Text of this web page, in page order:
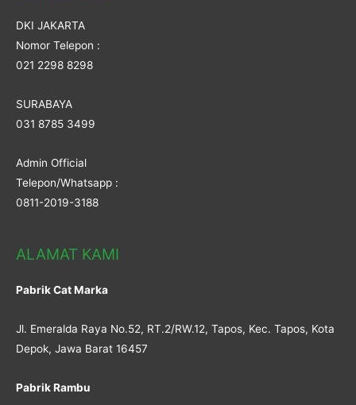
DKI JAKARTA
Nomor Telepon :
021 2298 8298
SURABAYA
031 8785 3499
Admin Official
Telepon/Whatsapp :
0811-2019-3188
ALAMAT KAMI
Pabrik Cat Marka
Jl. Emeralda Raya No.52, RT.2/RW.12, Tapos, Kec. Tapos, Kota
Depok, Jawa Barat 16457
Pabrik Rambu